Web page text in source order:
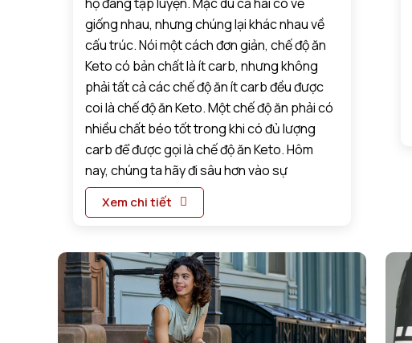
giống nhau, nhưng chúng lại khác nhau về
cấu trúc. Nói một cách đơn giản, chế độ ăn
Keto có bản chất là ít carb, nhưng không
phải tất cả các chế độ ăn ít carb đều được
coi là chế độ ăn Keto. Một chế độ ăn phải có
nhiều chất béo tốt trong khi có đủ lượng
carb để được gọi là chế độ ăn Keto. Hôm
nay, chúng ta hãy đi sâu hơn vào sự
Xem chi tiết